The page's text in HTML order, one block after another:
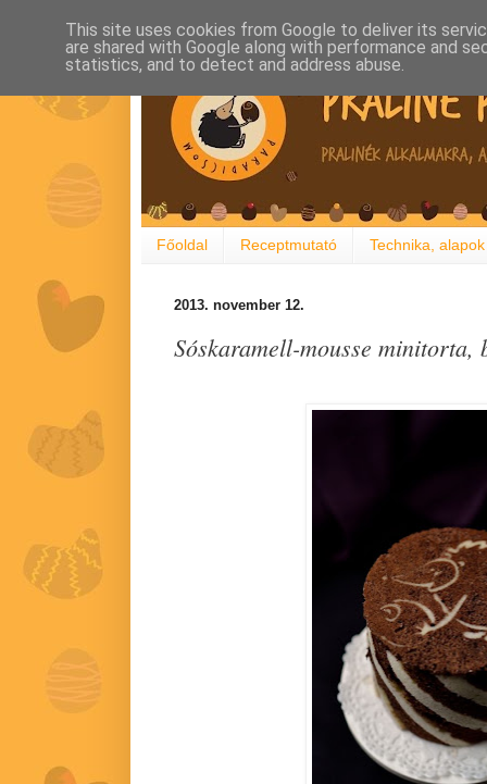
Főoldal Receptmutató Technika, alapok
2013. november 12.
Sóskaramell-mousse minitorta,
This site uses cookies from Google to deliver its
are shared with Google along with performance and
statistics, and to detect and address abuse.